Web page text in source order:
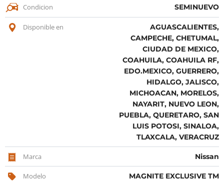
Condicion SEMINUEVO
Disponible en
AGUASCALIENTES,
CAMPECHE, CHETUMAL,
CIUDAD DE MEXICO,
COAHUILA, COAHUILA RF,
EDO.MEXICO, GUERRERO,
HIDALGO, JALISCO,
MICHOACAN, MORELOS,
NAYARIT, NUEVO LEON,
PUEBLA, QUERETARO, SAN
LUIS POTOSI, SINALOA,
TLAXCALA, VERACRUZ
Marca Nissan
Modelo MAGNITE EXCLUSIVE TM